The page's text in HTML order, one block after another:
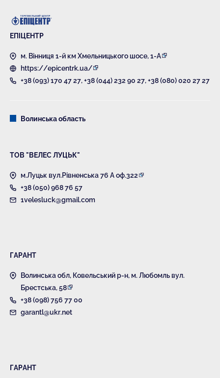
ЕПІЦЕНТР
м. Вінниця 1-й км Хмельницького шосе, 1-А
https://epicentrk.ua/
+38 (093) 170 47 27,+38 (044) 232 90 27,+38 (080) 020 27 27
Волинська область
ТОВ "ВЕЛЕС ЛУЦЬК"
м.Луцьк вул.Рівненська 76 А оф.322
+38 (050) 968 76 57
1velesluck@gmail.com
ГАРАНТ
Волинська обл, Ковельський р-н, м. Любомль вул.
Брестська, 58
+38 (098) 756 77 00
garantl@ukr.net
ГАРАНТ